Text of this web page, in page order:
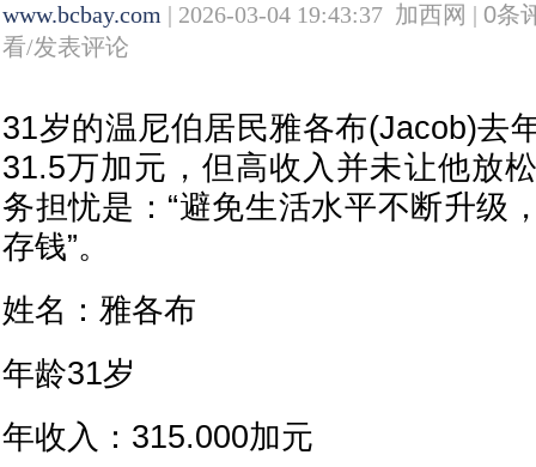
www.bcbay.com | 2026-03-04 19:43:37 加西网 | 0条
看/发表评论
31岁的温尼伯居民雅各布(Jacob)去
31.5万加元，但高收入并未让他放
务担忧是：“避免生活水平不断升级
存钱”。
姓名：雅各布
年龄31岁
年收入：315.000加元